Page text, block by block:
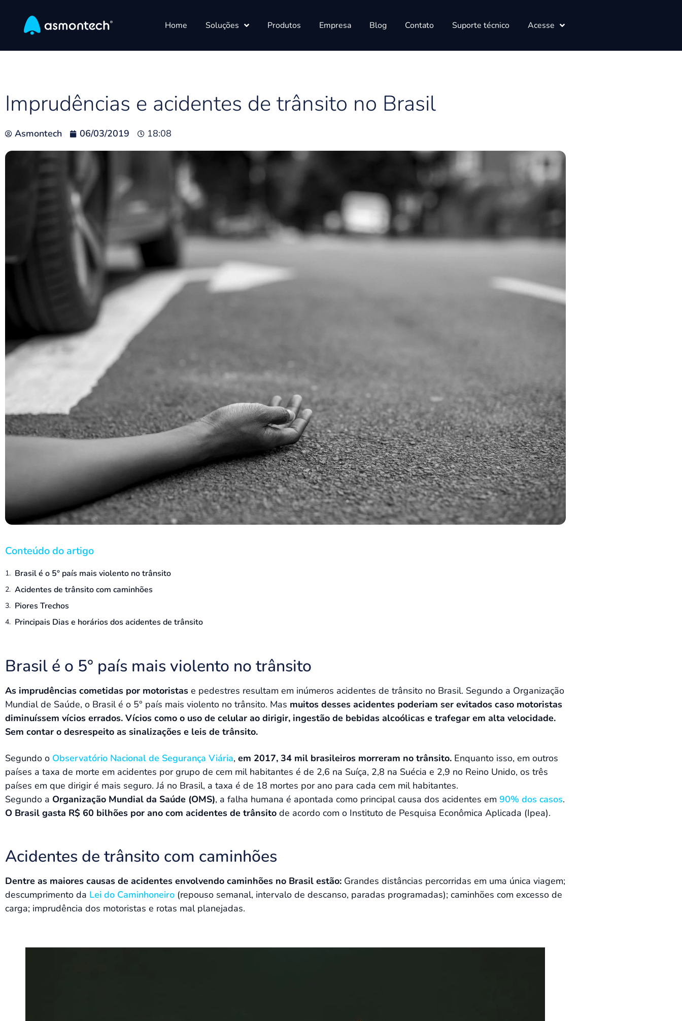
Home Soluções Produtos Empresa Blog Contato Suporte técnico Acesse
Imprudências e acidentes de trânsito no Brasil
Asmontech 06/03/2019 18:08
Conteúdo do artigo
Brasil é o 5° país mais violento no trânsito
Acidentes de trânsito com caminhões
Piores Trechos
Principais Dias e horários dos acidentes de trânsito
Brasil é o 5° país mais violento no trânsito
As imprudências cometidas por motoristas e pedestres resultam em inúmeros acidentes de trânsito no Brasil. Segundo a Organização
Mundial de Saúde, o Brasil é o 5° país mais violento no trânsito. Mas muitos desses acidentes poderiam ser evitados caso motoristas
diminuíssem vícios errados. Vícios como o uso de celular ao dirigir, ingestão de bebidas alcoólicas e trafegar em alta velocidade.
Sem contar o desrespeito as sinalizações e leis de trânsito.
Segundo o Observatório Nacional de Segurança Viária, em 2017, 34 mil brasileiros morreram no trânsito. Enquanto isso, em outros
países a taxa de morte em acidentes por grupo de cem mil habitantes é de 2,6 na Suíça, 2,8 na Suécia e 2,9 no Reino Unido, os três
países em que dirigir é mais seguro. Já no Brasil, a taxa é de 18 mortes por ano para cada cem mil habitantes.
Segundo a Organização Mundial da Saúde (OMS), a falha humana é apontada como principal causa dos acidentes em 90% dos casos.
O Brasil gasta R$ 60 bilhões por ano com acidentes de trânsito de acordo com o Instituto de Pesquisa Econômica Aplicada (Ipea).
Acidentes de trânsito com caminhões
Dentre as maiores causas de acidentes envolvendo caminhões no Brasil estão: Grandes distâncias percorridas em uma única viagem;
descumprimento da Lei do Caminhoneiro (repouso semanal, intervalo de descanso, paradas programadas); caminhões com excesso de
carga; imprudência dos motoristas e rotas mal planejadas.